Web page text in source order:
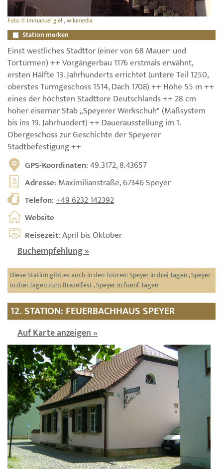
Foto: © immanuel giel , wikimedia
Station merken
Einst westliches Stadttor (einer von 68 Mauer- und
Tortürmen) ++ Vorgängerbau 1176 erstmals erwähnt,
ersten Hälfte 13. Jahrhunderts errichtet (untere Teil 1250,
oberstes Turmgeschoss 1514, Dach 1708) ++ Höhe 55 m ++
eines der höchsten Stadttore Deutschlands ++ 28 cm
hoher eiserner Stab „Speyerer Werkschuh" (Maßsystem
bis ins 19. Jahrhundert) ++ Dauerausstellung im 1.
Obergeschoss zur Geschichte der Speyerer
Stadtbefestigung ++
GPS-Koordinaten: 49.3172, 8.43657
Adresse: Maximilianstraße, 67346 Speyer
Telefon:+49 6232 142392
Website
Reisezeit: April bis Oktober
Buchempfehlung »
Diese Station gibt es auch in den Touren:Speyer in drei Tagen,Speyer
in drei Tagen zum Brezelfest,Speyer in fuenf Tagen
12. STATION: FEUERBACHHAUS SPEYER
Auf Karte anzeigen »